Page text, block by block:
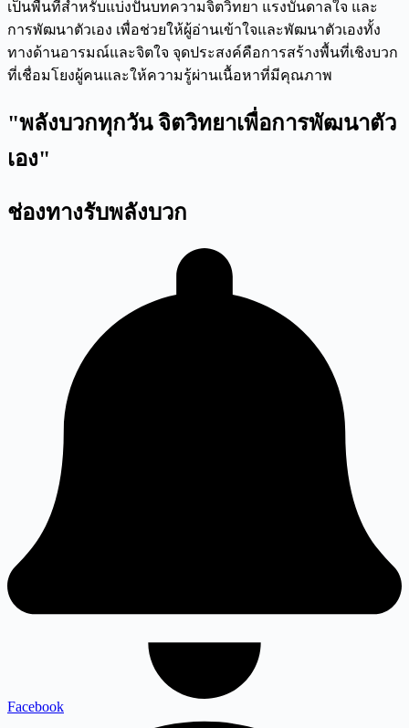
เป็นพื้นที่สำหรับแบ่งปันบทความจิตวิทยา แรงบันดาลใจ และ
การพัฒนาตัวเอง เพื่อช่วยให้ผู้อ่านเข้าใจและพัฒนาตัวเองทั้ง
ทางด้านอารมณ์และจิตใจ จุดประสงค์คือการสร้างพื้นที่เชิงบวก
ที่เชื่อมโยงผู้คนและให้ความรู้ผ่านเนื้อหาที่มีคุณภาพ
"พลังบวกทุกวัน จิตวิทยาเพื่อการพัฒนาตัว
เอง"
ช่องทางรับพลังบวก
Facebook